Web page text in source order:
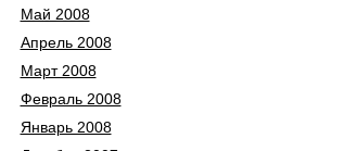
Май 2008
Апрель 2008
Март 2008
Февраль 2008
Январь 2008